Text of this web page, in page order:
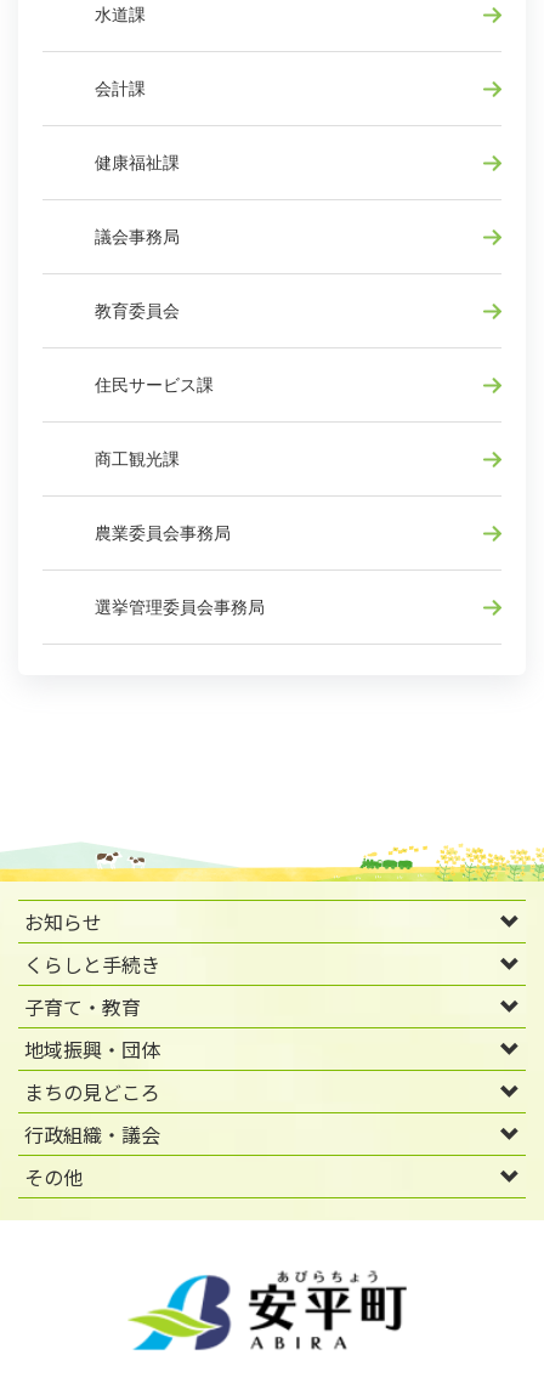
水道課
会計課
健康福祉課
議会事務局
教育委員会
住民サービス課
商工観光課
農業委員会事務局
選挙管理委員会事務局
お知らせ
くらしと手続き
子育て・教育
地域振興・団体
まちの見どころ
行政組織・議会
その他